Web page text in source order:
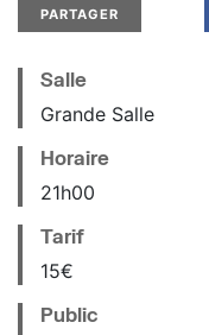
PARTAGER
Salle
Grande Salle
Horaire
21h00
Tarif
15€
Public